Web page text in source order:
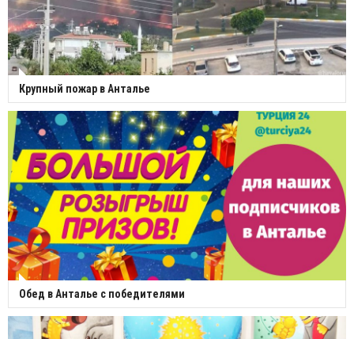
Крупный пожар в Анталье
Обед в Анталье с победителями